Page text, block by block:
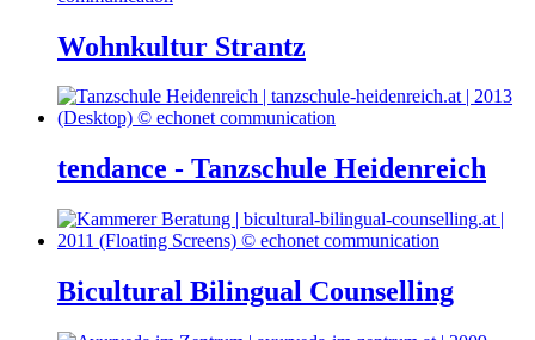
Wohnkultur Strantz
tendance - Tanzschule Heidenreich
Bicultural Bilingual Counselling